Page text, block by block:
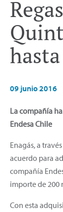
09 junio 2016
La compañía
Endesa Chile
Enagás, a
acuerdo para
compañía
importe de 200
Con esta